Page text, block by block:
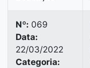
Nº: 069
Data:
22/03/2022
Categoria: